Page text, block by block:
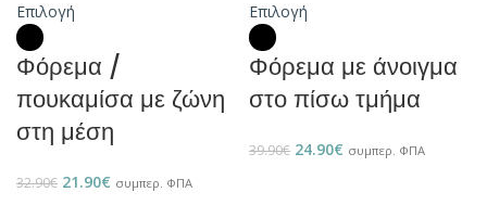
Επιλογή
Φόρεμα /
πουκαμίσα με ζώνη
στη μέση
32.90€ 21.90€ συμπερ. ΦΠΑ
Επιλογή
Φόρεμα με άνοιγμα
στο πίσω τμήμα
39.90€ 24.90€ συμπερ. ΦΠΑ